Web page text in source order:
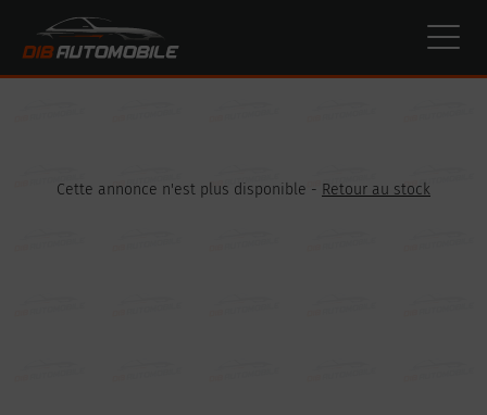
Cette annonce n'est plus disponible - Retour au stock